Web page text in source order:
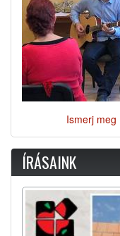
Ismerj meg
ÍRÁSAINK